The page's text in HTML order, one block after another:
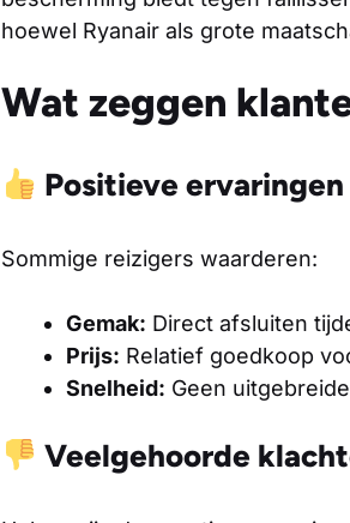
hoewel Ryanair als grote
Wat zeggen
Positieve ervaringen
Sommige reizigers waarderen:
Gemak: Direct afsluiten
Prijs: Relatief goedkoop
Snelheid: Geen
Veelgehoorde